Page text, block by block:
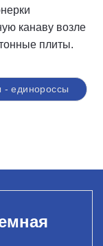
канаву возле
плиты.
- единороссы